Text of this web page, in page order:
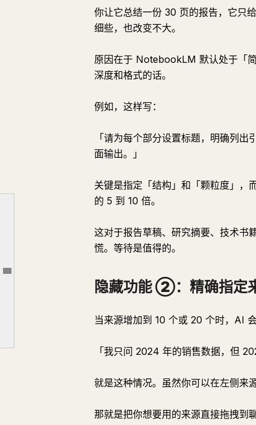
文章大纲
究竟什么是「隐藏功能」？
隐藏功能 ①：一句话控制输出深度与格式
隐藏功能 ②：精确指定来源引用范围
隐藏功能 ③：直接从聊天框启动 Studio 功能
隐藏功能 ⑤：利用「笔记」作为「额外来源」提高准确性
应用 ③：将对方思考模式作为来源，优化提案
你让它总结一份 30 页的报告，它只
细些，也改变不大。
原因在于 NotebookLM 默认处于「
深度和格式的话。
例如，这样写：
「请为每个部分设置标题，明确列
面输出。」
关键是指定「结构」和「颗粒度」，
的 5 到 10 倍。
这对于报告草稿、研究摘要、技术书
慌。等待是值得的。
隐藏功能 ②：精确指定
当来源增加到 10 个或 20 个时，AI
「我只问 2024 年的销售数据，但
就是这种情况。虽然你可以在左侧来
那就是把你想要用的来源直接拖拽到